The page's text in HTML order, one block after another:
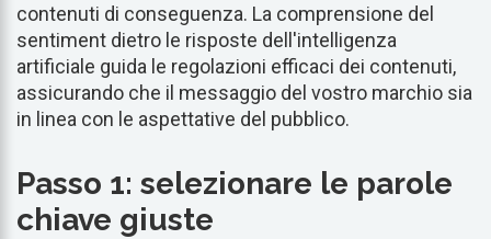
contenuti di conseguenza. La comprensione del
sentiment dietro le risposte dell'intelligenza
artificiale guida le regolazioni efficaci dei contenuti,
assicurando che il messaggio del vostro marchio sia
in linea con le aspettative del pubblico.
Passo 1: selezionare le parole
chiave giuste